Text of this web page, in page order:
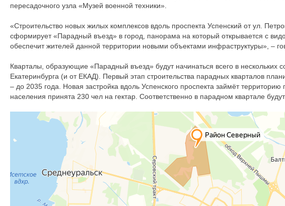
пересадочного узла «Музей военной техники».
«Строительство новых жилых комплексов вдоль проспекта Успенский от ул.
сформирует «Парадный въезд» в город, панорама на который открывается с
обеспечит жителей данной территории новыми объектами инфраструктуры», –
Кварталы, образующие «Парадный въезд» будут начинаться всего в нескольких
Екатеринбурга (и от ЕКАД). Первый этап строительства парадных кварталов
– до 2035 года. Новая застройка вдоль Успенского проспекта займёт территорию
населения принята 230 чел на гектар. Соответственно в парадном квартале